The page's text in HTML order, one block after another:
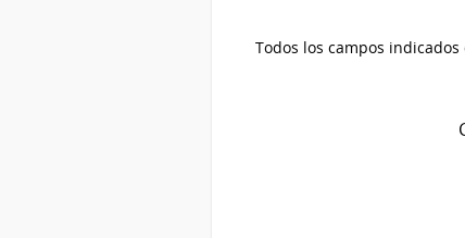
Todos los campos